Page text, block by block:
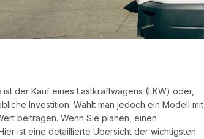
der Kauf eines Lastkraftwagens (LKW) oder,
Investition. Wählt man jedoch ein Modell mit
beitragen. Wenn Sie planen, einen
ist eine detaillierte Übersicht der wichtigsten